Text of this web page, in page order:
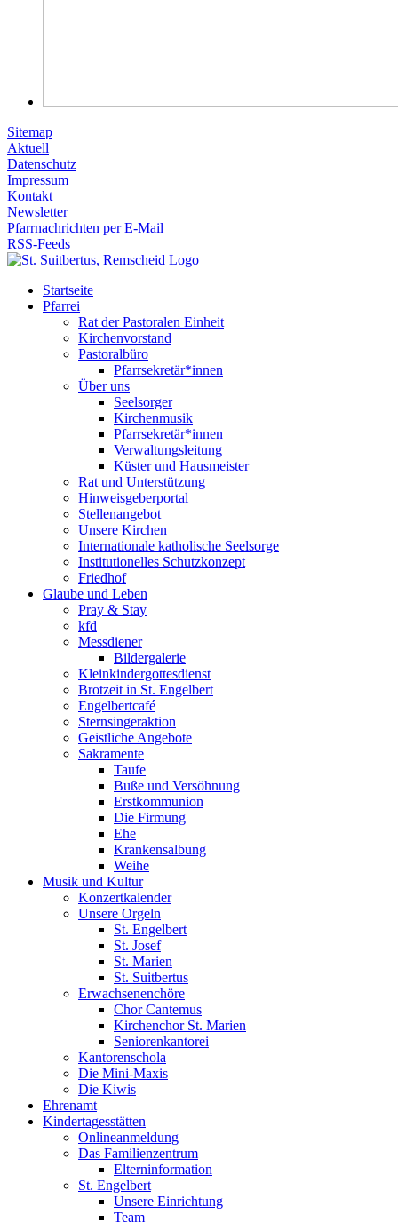
Sitemap
Aktuell
Datenschutz
Impressum
Kontakt
Newsletter
Pfarrnachrichten per E-Mail
RSS-Feeds
Startseite
Pfarrei
Rat der Pastoralen Einheit
Kirchenvorstand
Pastoralbüro
Pfarrsekretär*innen
Über uns
Seelsorger
Kirchenmusik
Pfarrsekretär*innen
Verwaltungsleitung
Küster und Hausmeister
Rat und Unterstützung
Hinweisgeberportal
Stellenangebot
Unsere Kirchen
Internationale katholische Seelsorge
Institutionelles Schutzkonzept
Friedhof
Glaube und Leben
Pray & Stay
kfd
Messdiener
Bildergalerie
Kleinkindergottesdienst
Brotzeit in St. Engelbert
Engelbertcafé
Sternsingeraktion
Geistliche Angebote
Sakramente
Taufe
Buße und Versöhnung
Erstkommunion
Die Firmung
Ehe
Krankensalbung
Weihe
Musik und Kultur
Konzertkalender
Unsere Orgeln
St. Engelbert
St. Josef
St. Marien
St. Suitbertus
Erwachsenenchöre
Chor Cantemus
Kirchenchor St. Marien
Seniorenkantorei
Kantorenschola
Die Mini-Maxis
Die Kiwis
Ehrenamt
Kindertagesstätten
Onlineanmeldung
Das Familienzentrum
Elterninformation
St. Engelbert
Unsere Einrichtung
Team